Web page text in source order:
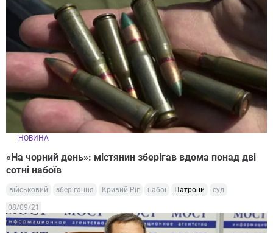
НОВИНА
«На чорний день»: містянин зберігав вдома понад дві
сотні набоїв
військовий зберігання Кривий Ріг набої Патрони суд
08/09/21